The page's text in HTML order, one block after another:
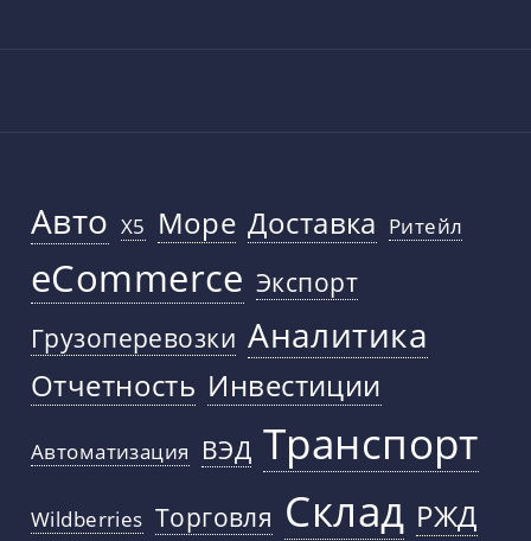
Авто X5 Море Доставка Ритейл
eCommerce Экспорт
Грузоперевозки Аналитика
Отчетность Инвестиции
Автоматизация ВЭД Транспорт
Wildberries Торговля Склад РЖД